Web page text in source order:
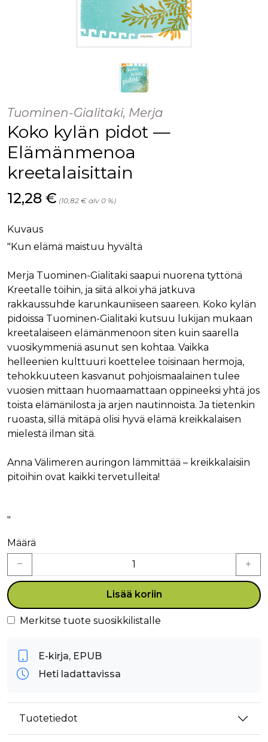
Tuominen-Gialitaki, Merja
Koko kylän pidot —
Elämänmenoa
kreetalaisittain
Hinta nyt
12,28 € (10,82 € alv 0 %)
Kuvaus
"Kun elämä maistuu hyvältä
Merja Tuominen-Gialitaki saapui nuorena tyttönä
Kreetalle töihin, ja siitä alkoi yhä jatkuva
rakkaussuhde karunkauniiseen saareen. Koko kylän
pidoissa Tuominen-Gialitaki kutsuu lukijan mukaan
kreetalaiseen elämänmenoon siten kuin saarella
vuosikymmeniä asunut sen kohtaa. Vaikka
helleenien kulttuuri koettelee toisinaan hermoja,
tehokkuuteen kasvanut pohjoismaalainen tulee
vuosien mittaan huomaamattaan oppineeksi yhtä jos
toista elämänilosta ja arjen nautinnoista. Ja tietenkin
ruoasta, sillä mitäpä olisi hyvä elämä kreikkalaisen
mielestä ilman sitä.
Anna Välimeren auringon lämmittää – kreikkalaisiin
pitoihin ovat kaikki tervetulleita!
"
Määrä
Lisää koriin
Merkitse tuote suosikkilistalle
E-kirja, EPUB
Heti ladattavissa
Tuotetiedot